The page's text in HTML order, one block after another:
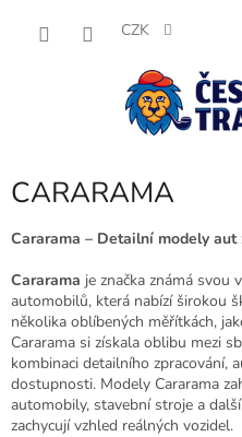
CZK
CARARAMA
Cararama – Detailní modely aut
Cararama je značka známá svou
automobilů, která nabízí širokou
několika oblíbených měřítkách,
Cararama si získala oblibu mezi
kombinaci detailního zpracování,
dostupnosti. Modely Cararama
automobily, stavební stroje a
zachycují vzhled reálných vozidel.